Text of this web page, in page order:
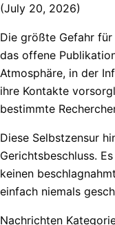
(July 20, 2026)
Die größte Gefahr
das offene
Atmosphäre, in der
ihre Kontakte
bestimmte
Diese Selbstzensur
Gerichtsbeschluss.
keinen
einfach niemals
Nachrichten